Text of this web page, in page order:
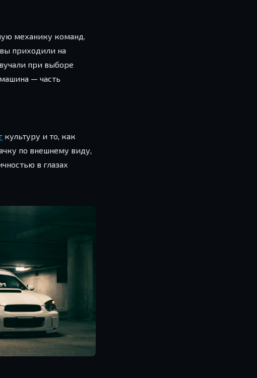
механику команд.
приходили на
при выборе
— часть
культуру и то, как
по внешнему виду,
в глазах